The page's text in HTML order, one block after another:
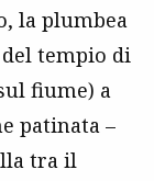
la plumbea
tempio di
fiume) a
patinata –
tra il